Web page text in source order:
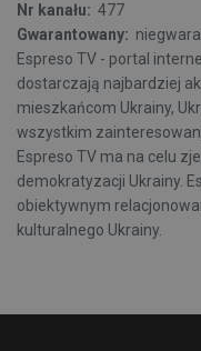
Nr kanału: 477
Gwarantowany:
Espreso TV - portal
dostarczają najbardziej
mieszkańcom Ukrainy,
wszystkim
Espreso TV ma na celu
demokratyzacji Ukrainy.
obiektywnym
kulturalnego Ukrainy.